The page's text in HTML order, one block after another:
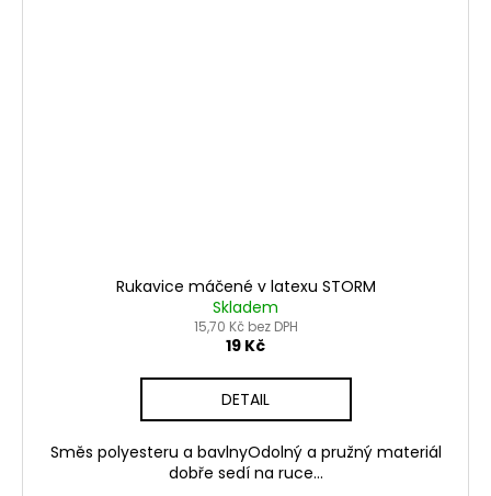
Rukavice máčené v latexu STORM
Skladem
15,70 Kč bez DPH
19 Kč
DETAIL
Směs polyesteru a bavlnyOdolný a pružný materiál
dobře sedí na ruce...